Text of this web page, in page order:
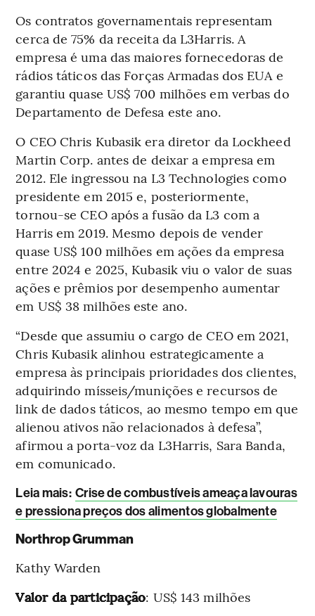
Os contratos governamentais representam
cerca de 75% da receita da L3Harris. A
empresa é uma das maiores fornecedoras de
rádios táticos das Forças Armadas dos EUA e
garantiu quase US$ 700 milhões em verbas do
Departamento de Defesa este ano.
O CEO Chris Kubasik era diretor da Lockheed
Martin Corp. antes de deixar a empresa em
2012. Ele ingressou na L3 Technologies como
presidente em 2015 e, posteriormente,
tornou-se CEO após a fusão da L3 com a
Harris em 2019. Mesmo depois de vender
quase US$ 100 milhões em ações da empresa
entre 2024 e 2025, Kubasik viu o valor de suas
ações e prêmios por desempenho aumentar
em US$ 38 milhões este ano.
“Desde que assumiu o cargo de CEO em 2021,
Chris Kubasik alinhou estrategicamente a
empresa às principais prioridades dos clientes,
adquirindo mísseis/munições e recursos de
link de dados táticos, ao mesmo tempo em que
alienou ativos não relacionados à defesa”,
afirmou a porta-voz da L3Harris, Sara Banda,
em comunicado.
Leia mais: Crise de combustíveis ameaça lavouras
e pressiona preços dos alimentos globalmente
Northrop Grumman
Kathy Warden
Valor da participação: US$ 143 milhões